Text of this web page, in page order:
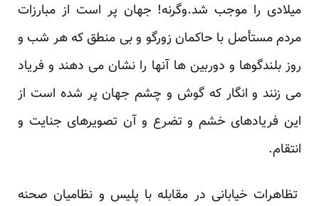
میلادی را موجب شد.وگرنه! جهان پر است از مبارزات
مردم مستأصل با حاکمان زورگو و بی منطق که هر شب و
روز بلندگوها و دوربین ها آنها را نشان می دهند و فریاد
می زنند و انگار که گوش و چشم جهان پر شده است از
این فریادهای خشم و تضرع و آن تصویرهای جنایت و
انتقام.
تظاهرات خیابانی در مقابله با پلیس و نظامیان صحنه